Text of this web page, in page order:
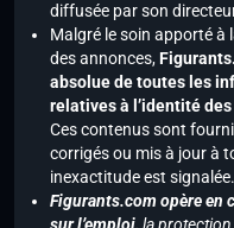
diffusée par son
Malgré le soin apporté à
des annonces,
absolue de toutes les
relatives à l’identité
Ces contenus sont
corrigés ou mis à jour à
inexactitude est signalée.
Figurants.com opère en